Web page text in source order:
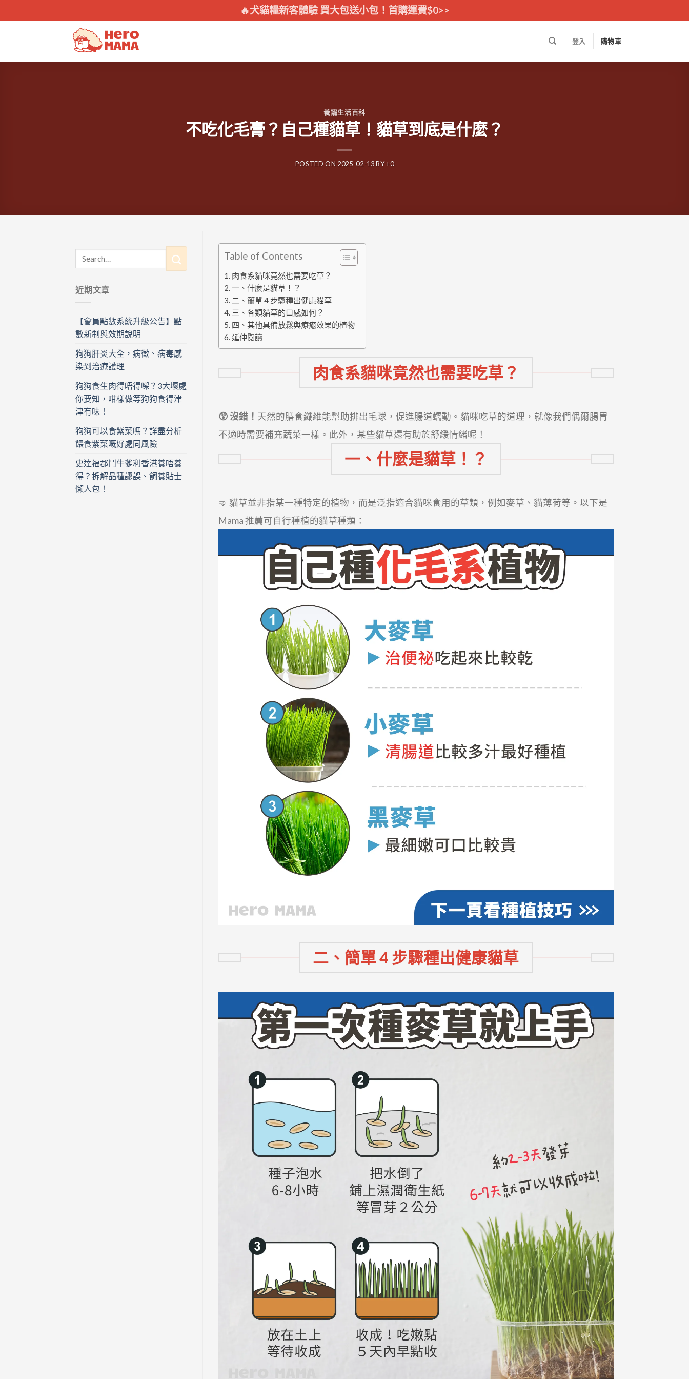
to
🔥犬貓糧新客體驗 買大包送小包！首購運費$0>>
登入 購物車
養寵生活百科
不吃化毛膏？自己種貓草！貓草到底是什麼？
POSTED ON 2025-02-13BY+0
近期文章
【會員點數系統升級公告】點
數新制與效期說明
狗狗肝炎大全，病徵、病毒感
染到治療護理
狗狗食生肉得唔得㗎？3大壞處
你要知，咁樣做等狗狗食得津
津有味！
狗狗可以食紫菜嗎？詳盡分析
餵食紫菜嘅好處同風險
史達福郡鬥牛爹利香港養唔養
得？拆解品種謬誤、飼養貼士
懶人包！
Table of Contents
肉食系貓咪竟然也需要吃草？
一、什麼是貓草！？
二、簡單 4 步驟種出健康貓草
三、各類貓草的口感如何？
四、其他具備放鬆與療癒效果的植物
延伸閱讀
肉食系貓咪竟然也需要吃草？
😲 沒錯！ 天然的膳食纖維能幫助排出毛球，促進腸道蠕動。貓咪吃草的道理，就像我們偶爾腸胃
不適時需要補充蔬菜一樣。此外，某些貓草還有助於舒緩情緒呢！
一、什麼是貓草！？
🤜 貓草並非指某一種特定的植物，而是泛指適合貓咪食用的草類，例如麥草、貓薄荷等。以下是
Mama 推薦可自行種植的貓草種類：
二、簡單 4 步驟種出健康貓草